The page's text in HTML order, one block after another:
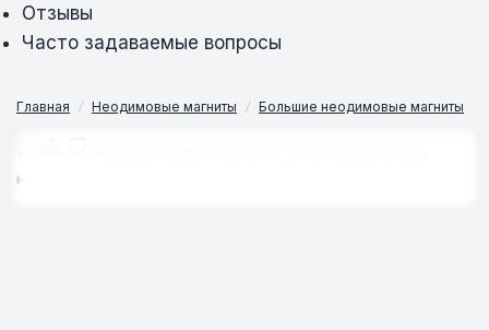
Отзывы
Часто задаваемые вопросы
Главная / Неодимовые магниты / Большие неодимовые магниты